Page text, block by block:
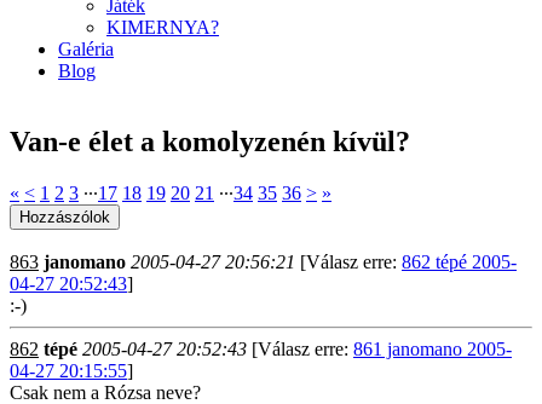
Játék
KIMERNYA?
Galéria
Blog
Van-e élet a komolyzenén kívül?
« < 1 2 3 ∙∙∙17 18 19 20 21 ∙∙∙34 35 36 > »
863 janomano 2005-04-27 20:56:21 [Válasz erre: 862 tépé 2005-
04-27 20:52:43]
:-)
862 tépé 2005-04-27 20:52:43 [Válasz erre: 861 janomano 2005-
04-27 20:15:55]
Csak nem a Rózsa neve?